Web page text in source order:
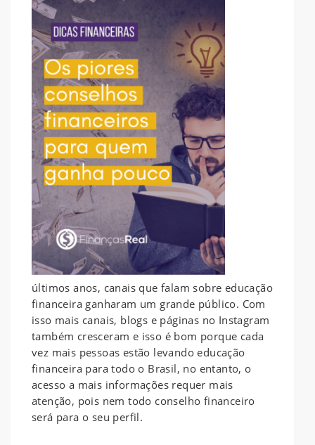
últimos anos, canais que falam sobre educação
financeira ganharam um grande público. Com
isso mais canais, blogs e páginas no Instagram
também cresceram e isso é bom porque cada
vez mais pessoas estão levando educação
financeira para todo o Brasil, no entanto, o
acesso a mais informações requer mais
atenção, pois nem todo conselho financeiro
será para o seu perfil.